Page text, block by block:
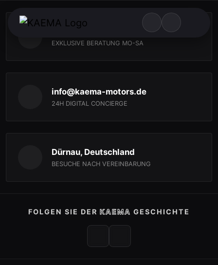
+49 (0) 177 7430681
EXKLUSIVE BERATUNG MO-SA
info@kaema-motors.de
24H DIGITAL CONCIERGE
Dürnau, Deutschland
BESUCHE NACH VEREINBARUNG
FOLGEN SIE DER KAEMA GESCHICHTE